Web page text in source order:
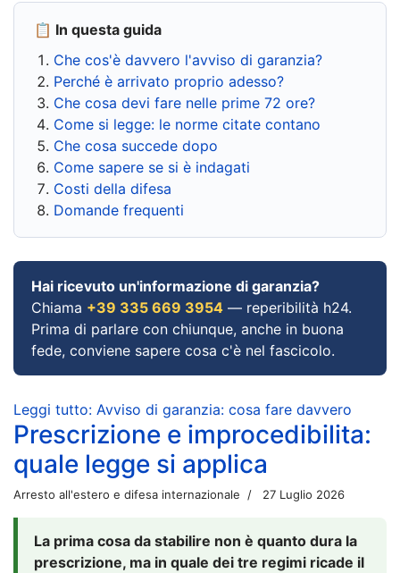
📋 In questa guida
Che cos'è davvero l'avviso di garanzia?
Perché è arrivato proprio adesso?
Che cosa devi fare nelle prime 72 ore?
Come si legge: le norme citate contano
Che cosa succede dopo
Come sapere se si è indagati
Costi della difesa
Domande frequenti
Hai ricevuto un'informazione di garanzia?
Chiama +39 335 669 3954 — reperibilità h24.
Prima di parlare con chiunque, anche in buona
fede, conviene sapere cosa c'è nel fascicolo.
Leggi tutto: Avviso di garanzia: cosa fare davvero
Prescrizione e improcedibilita:
quale legge si applica
Arresto all'estero e difesa internazionale 27 Luglio 2026
La prima cosa da stabilire non è quanto dura la
prescrizione, ma in quale dei tre regimi ricade il